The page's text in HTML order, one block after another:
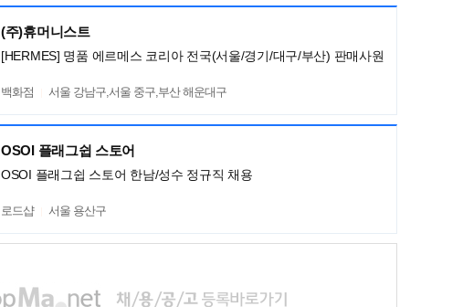
(주)휴머니스트
[HERMES] 명품 에르메스 코리아 전국(서울/경기/대구/부산) 판매사원
백화점 서울 강남구,서울 중구,부산 해운대구
OSOI 플래그쉽 스토어
OSOI 플래그쉽 스토어 한남/성수 정규직 채용
로드샵 서울 용산구